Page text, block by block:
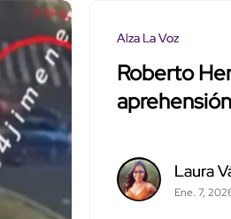
Alza La Voz
Roberto
Laura
Ene. 7,